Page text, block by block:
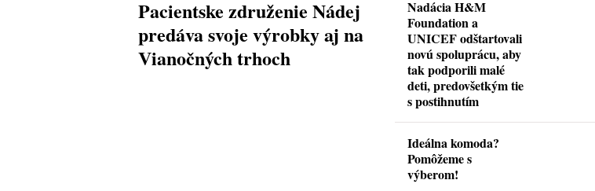
Pacientske združenie Nádej
predáva svoje výrobky aj na
Vianočných trhoch
Nadácia H&M
Foundation a
UNICEF odštartovali
novú spoluprácu, aby
tak podporili malé
deti, predovšetkým tie
s postihnutím
Ideálna komoda?
Pomôžeme s
výberom!